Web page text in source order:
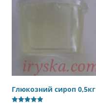
Глюкозний сироп 0,5кг